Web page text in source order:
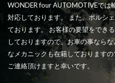
WONDER four AUTOMOTIVEでは
対応しております。 また、ポルシ
ております。 お客様の要望をでき
しておりますので、お車の事なら
なメカニックも在籍しております
ご連絡頂けますと幸いです。